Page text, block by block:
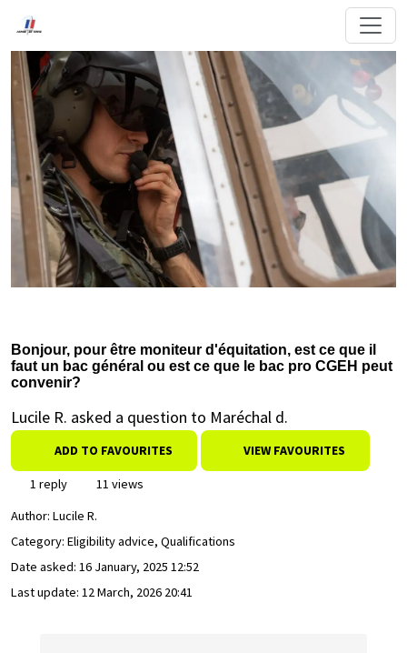
Bonjour, pour être moniteur d'équitation, est ce que il
faut un bac général ou est ce que le bac pro CGEH peut
convenir?
Lucile R. asked a question to Maréchal d.
ADD TO FAVOURITES VIEW FAVOURITES
1 reply
11 views
Author: Lucile R.
Category: Eligibility advice, Qualifications
Date asked: 16 January, 2025 12:52
Last update: 12 March, 2026 20:41